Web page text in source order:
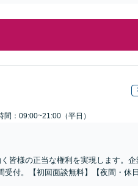
間：09:00~21:00（平日）
皆様の正当な権利を実現します。
付。【初回面談無料】【夜間・休